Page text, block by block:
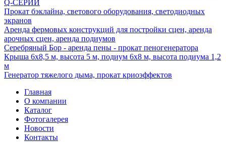
Q-СЕРИИ
Прокат бэклайна, светового оборудования, светодиодных
экранов
Аренда фермовых конструкций для постройки сцен, аренда
арочных сцен, аренда подиумов
Серебряный Бор - аренда пены - прокат пеногенератора
Крыша 6х8,5 м, высота 5 м, подиум 6х8 м, высота подиума 1,2
м
Генератор тяжелого дыма, прокат криоэффектов
Главная
О компании
Каталог
Фотогалерея
Новости
Контакты